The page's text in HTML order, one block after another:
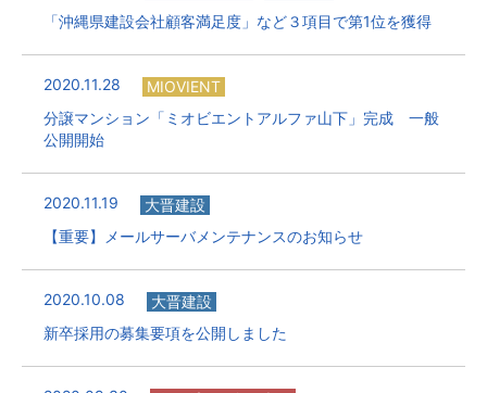
「沖縄県建設会社顧客満足度」など３項目で第1位を獲得
2020.11.28
MIOVIENT
分譲マンション「ミオビエントアルファ山下」完成 一般
公開開始
2020.11.19
大晋建設
【重要】メールサーバメンテナンスのお知らせ
2020.10.08
大晋建設
新卒採用の募集要項を公開しました